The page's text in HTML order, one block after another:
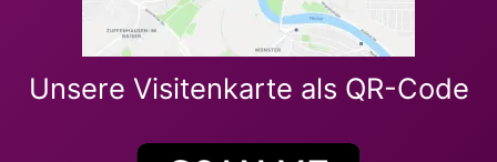
Unsere Visitenkarte als QR-Code